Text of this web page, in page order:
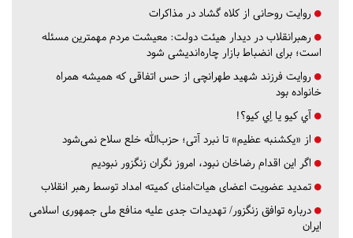
روایت روحانی از کلاه گشاد در مذاکرات
رهبرانقلاب در دیدار هیئت دولت: معیشت مردم مهمترین مسئله
است؛ برای انضباط بازار چاره‌اندیشی شود
روایت فرزند شهید طهرانچی از حس اتفاقی که همیشه همراه
خانواده بود
آي كيو يا اِي كيو؟!
از «یکشنبه عظیم» تا نبرد آتی؛ حزب‌الله خلع سلاح نمی‌شود
اگر این اقدام رضاخان نبود، امروز نگران زنگزور نبودیم
تمدید عضویت اعضای هیات‌امنای کمیته امداد توسط رهبر انقلاب
درباره توافق زنگزور/ تهدیدات جدی علیه منافع ملی جمهوری اسلامی
ایران